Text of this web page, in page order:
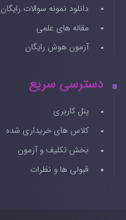
دانلود نمونه سوالات رایگان
مقاله های علمی
آزمون هوش رایگان
دسترسی سریع
پنل کاربری
کلاس های خریداری شده
بخش تکلیف و آزمون
قبولی ها و نظرات